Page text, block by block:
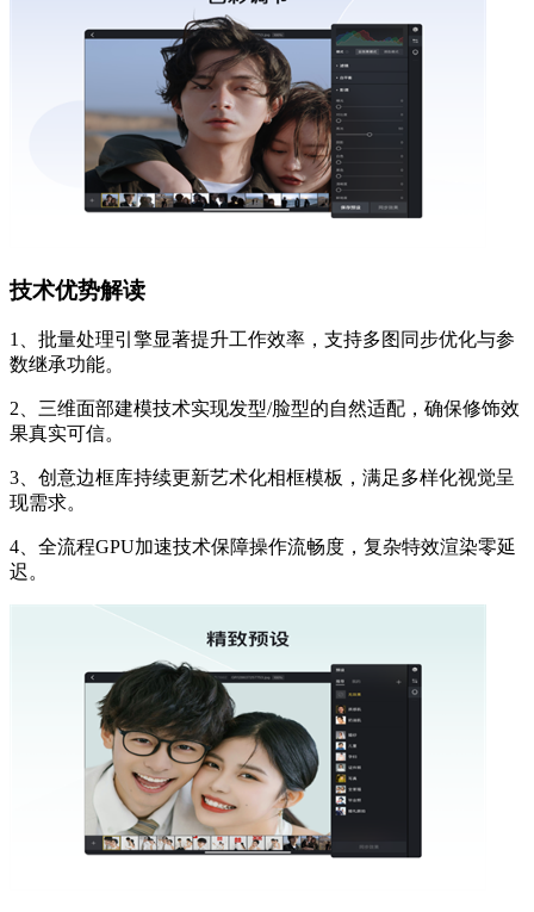
技术优势解读
1、批量处理引擎显著提升工作效率，支持多图同步优化与参
数继承功能。
2、三维面部建模技术实现发型/脸型的自然适配，确保修饰效
果真实可信。
3、创意边框库持续更新艺术化相框模板，满足多样化视觉呈
现需求。
4、全流程GPU加速技术保障操作流畅度，复杂特效渲染零延
迟。